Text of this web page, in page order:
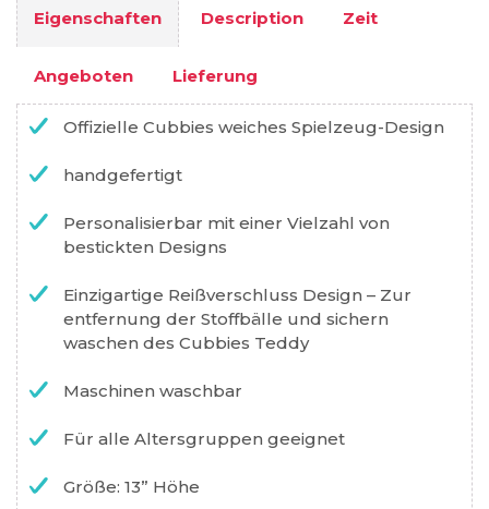
Eigenschaften Description Zeit
Angeboten Lieferung
Offizielle Cubbies weiches Spielzeug-Design
handgefertigt
Personalisierbar mit einer Vielzahl von
bestickten Designs
Einzigartige Reißverschluss Design – Zur
entfernung der Stoffbälle und sichern
waschen des Cubbies Teddy
Maschinen waschbar
Für alle Altersgruppen geeignet
Größe: 13” Höhe